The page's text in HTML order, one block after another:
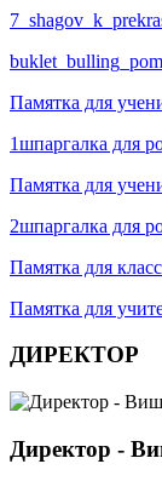
Памятка для
1шпаргалка для
Памятка для
2шпаргалка для
Памятка для
Памятка для
ДИРЕКТОР
Директор -